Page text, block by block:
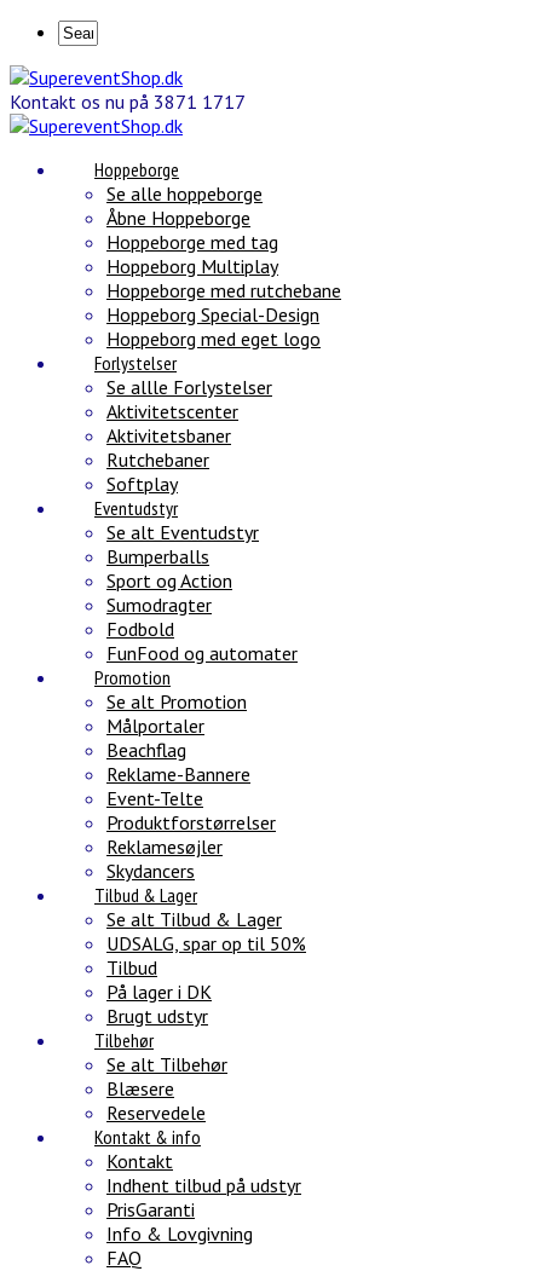
Kontakt os nu på 3871 1717
Hoppeborge
Se alle hoppeborge
Åbne Hoppeborge
Hoppeborge med tag
Hoppeborg Multiplay
Hoppeborge med rutchebane
Hoppeborg Special-Design
Hoppeborg med eget logo
Forlystelser
Se allle Forlystelser
Aktivitetscenter
Aktivitetsbaner
Rutchebaner
Softplay
Eventudstyr
Se alt Eventudstyr
Bumperballs
Sport og Action
Sumodragter
Fodbold
FunFood og automater
Promotion
Se alt Promotion
Målportaler
Beachflag
Reklame-Bannere
Event-Telte
Produktforstørrelser
Reklamesøjler
Skydancers
Tilbud & Lager
Se alt Tilbud & Lager
UDSALG, spar op til 50%
Tilbud
På lager i DK
Brugt udstyr
Tilbehør
Se alt Tilbehør
Blæsere
Reservedele
Kontakt & info
Kontakt
Indhent tilbud på udstyr
PrisGaranti
Info & Lovgivning
FAQ